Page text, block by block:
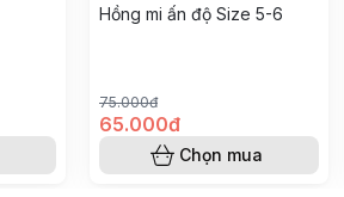
Hồng mi ấn độ Size 5-6
75.000đ
65.000đ
Chọn mua